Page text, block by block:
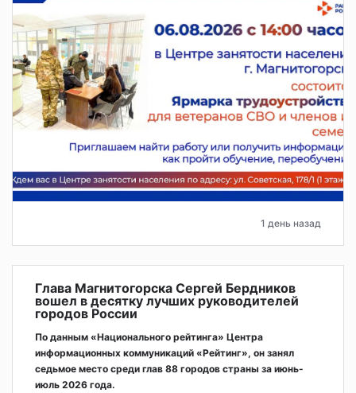
1 день назад
Глава Магнитогорска Сергей Бердников
вошел в десятку лучших руководителей
городов России
По данным «Национального рейтинга» Центра
информационных коммуникаций «Рейтинг», он занял
седьмое место среди глав 88 городов страны за июнь-
июль 2026 года.